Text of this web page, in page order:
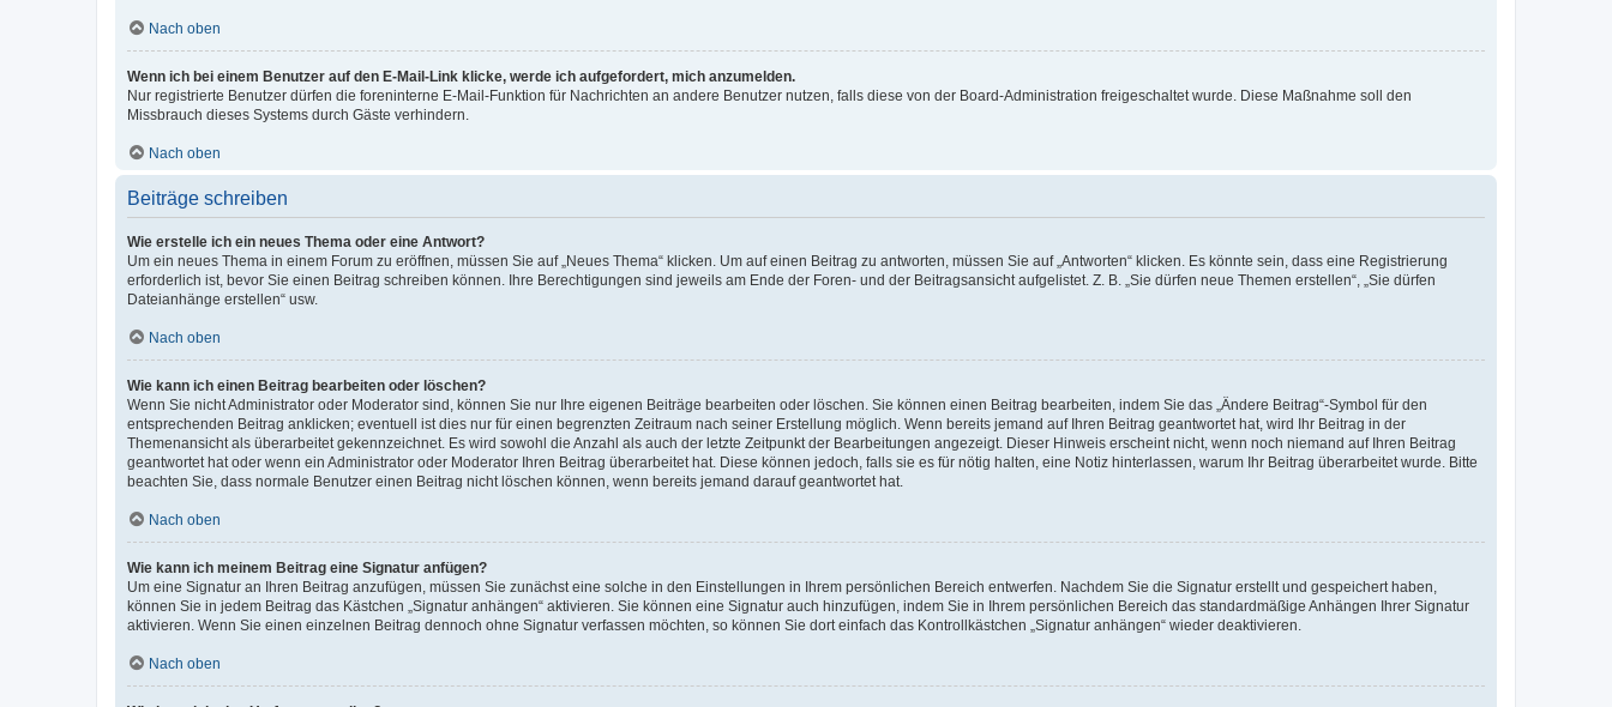
Nach oben
Wenn ich bei einem Benutzer auf den E-Mail-Link klicke, werde ich aufgefordert, mich anzumelden.
Nur registrierte Benutzer dürfen die foreninterne E-Mail-Funktion für Nachrichten an andere Benutzer nutzen, falls diese von der Board-Administration freigeschaltet wurde. Diese Maßnahme soll den
Missbrauch dieses Systems durch Gäste verhindern.
Nach oben
Beiträge schreiben
Wie erstelle ich ein neues Thema oder eine Antwort?
Um ein neues Thema in einem Forum zu eröffnen, müssen Sie auf „Neues Thema“ klicken. Um auf einen Beitrag zu antworten, müssen Sie auf „Antworten“ klicken. Es könnte sein, dass eine Registrierung
erforderlich ist, bevor Sie einen Beitrag schreiben können. Ihre Berechtigungen sind jeweils am Ende der Foren- und der Beitragsansicht aufgelistet. Z. B. „Sie dürfen neue Themen erstellen“, „Sie dürfen
Dateianhänge erstellen“ usw.
Nach oben
Wie kann ich einen Beitrag bearbeiten oder löschen?
Wenn Sie nicht Administrator oder Moderator sind, können Sie nur Ihre eigenen Beiträge bearbeiten oder löschen. Sie können einen Beitrag bearbeiten, indem Sie das „Ändere Beitrag“-Symbol für den
entsprechenden Beitrag anklicken; eventuell ist dies nur für einen begrenzten Zeitraum nach seiner Erstellung möglich. Wenn bereits jemand auf Ihren Beitrag geantwortet hat, wird Ihr Beitrag in der
Themenansicht als überarbeitet gekennzeichnet. Es wird sowohl die Anzahl als auch der letzte Zeitpunkt der Bearbeitungen angezeigt. Dieser Hinweis erscheint nicht, wenn noch niemand auf Ihren Beitrag
geantwortet hat oder wenn ein Administrator oder Moderator Ihren Beitrag überarbeitet hat. Diese können jedoch, falls sie es für nötig halten, eine Notiz hinterlassen, warum Ihr Beitrag überarbeitet wurde. Bitte
beachten Sie, dass normale Benutzer einen Beitrag nicht löschen können, wenn bereits jemand darauf geantwortet hat.
Nach oben
Wie kann ich meinem Beitrag eine Signatur anfügen?
Um eine Signatur an Ihren Beitrag anzufügen, müssen Sie zunächst eine solche in den Einstellungen in Ihrem persönlichen Bereich entwerfen. Nachdem Sie die Signatur erstellt und gespeichert haben,
können Sie in jedem Beitrag das Kästchen „Signatur anhängen“ aktivieren. Sie können eine Signatur auch hinzufügen, indem Sie in Ihrem persönlichen Bereich das standardmäßige Anhängen Ihrer Signatur
aktivieren. Wenn Sie einen einzelnen Beitrag dennoch ohne Signatur verfassen möchten, so können Sie dort einfach das Kontrollkästchen „Signatur anhängen“ wieder deaktivieren.
Nach oben